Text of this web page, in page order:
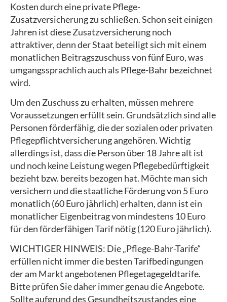
Kosten durch eine private Pflege-
Zusatzversicherung zu schließen. Schon seit einigen
Jahren ist diese Zusatzversicherung noch
attraktiver, denn der Staat beteiligt sich mit einem
monatlichen Beitragszuschuss von fünf Euro, was
umgangssprachlich auch als Pflege-Bahr bezeichnet
wird.
Um den Zuschuss zu erhalten, müssen mehrere
Voraussetzungen erfüllt sein. Grundsätzlich sind alle
Per­sonen förderfähig, die der sozialen oder privaten
Pflegepflichtversicherung angehören. Wichtig
allerdings ist, dass die Person über 18 Jahre alt ist
und noch keine Leistung wegen Pflegebedürftigkeit
bezieht bzw. bereits bezogen hat. Möchte man sich
ver­sichern und die staatliche Förderung von 5 Euro
monatlich (60 Euro jährlich) erhalten, dann ist ein
monatlicher Eigenbeitrag von mindestens 10 Euro
für den förderfähigen Tarif nötig (120 Euro jährlich).
WICHTIGER HINWEIS: Die „Pflege-Bahr-Tarife“
erfüllen nicht immer die besten Tarifbedingungen
der am Markt angebotenen Pflegetagegeldtarife.
Bitte prüfen Sie daher immer genau die Angebote.
Sollte aufgrund des Gesundheitszustandes eine